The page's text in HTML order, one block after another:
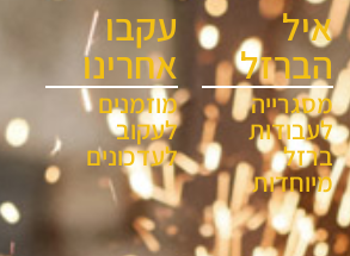
איל
הברזל
מסגרייה
לעבודות
ברזל
מיוחדות
עקבו
אחרינו
מוזמנים
לעקוב
לעדכונים